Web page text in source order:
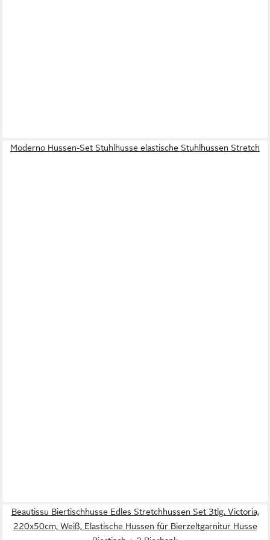
Moderno Hussen-Set Stuhlhusse elastische Stuhlhussen Stretch
Beautissu Biertischhusse Edles Stretchhussen Set 3tlg. Victoria,
220x50cm, Weiß, Elastische Hussen für Bierzeltgarnitur Husse